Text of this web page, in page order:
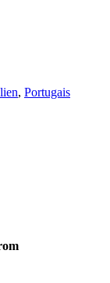
, Portugais